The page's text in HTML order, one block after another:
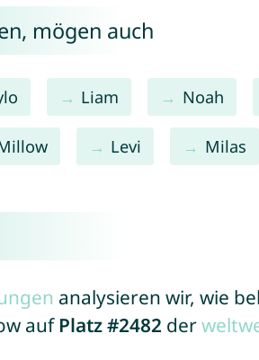
mögen auch
Liam Noah
Levi Milas
analysieren wir, wie
auf Platz #2482 der